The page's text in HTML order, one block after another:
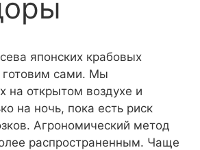
японских крабовых
сами. Мы
на открытом воздухе и
на ночь, пока есть риск
Агрономический метод
распространенным. Чаще